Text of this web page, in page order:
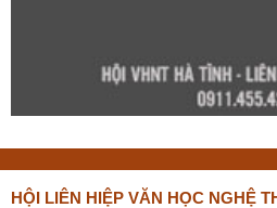
HỘI LIÊN HIỆP VĂN HỌC NGHỆ